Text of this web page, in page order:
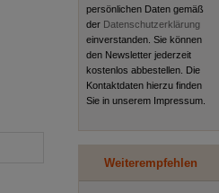
persönlichen Daten gemäß
der Datenschutzerklärung
einverstanden. Sie können
den Newsletter jederzeit
kostenlos abbestellen. Die
Kontaktdaten hierzu finden
Sie in unserem Impressum.
Weiterempfehlen